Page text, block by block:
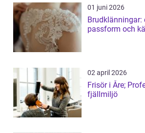
01 juni 2026
Brudklänningar:
passform och
02 april 2026
Frisör i Åre;
fjällmiljö